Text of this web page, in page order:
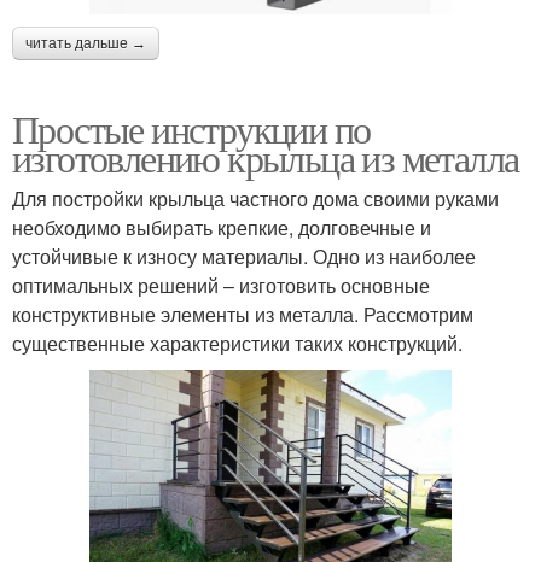
читать дальше →
Простые инструкции по
изготовлению крыльца из металла
Для постройки крыльца частного дома своими руками
необходимо выбирать крепкие, долговечные и
устойчивые к износу материалы. Одно из наиболее
оптимальных решений – изготовить основные
конструктивные элементы из металла. Рассмотрим
существенные характеристики таких конструкций.